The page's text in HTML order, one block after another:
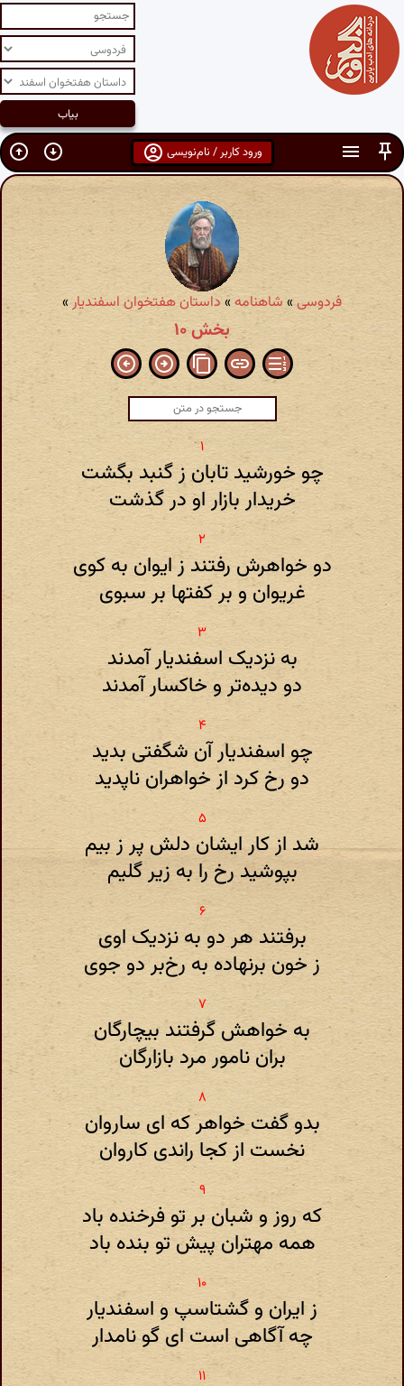
ورود کاربر / نام‌نویسی
فردوسی» شاهنامه» داستان هفتخوان اسفندیار »
بخش ۱۰
چو خورشید تابان ز گنبد بگشت
خریدار بازار او در گذشت
دو خواهرش رفتند ز ایوان به کوی
غریوان و بر کفتها بر سبوی
به نزدیک اسفندیار آمدند
دو دیده‌تر و خاکسار آمدند
چو اسفندیار آن شگفتی بدید
دو رخ کرد از خواهران ناپدید
شد از کار ایشان دلش پر ز بیم
بپوشید رخ را به زیر گلیم
برفتند هر دو به نزدیک اوی
ز خون برنهاده به رخ‌بر دو جوی
به خواهش گرفتند بیچارگان
بران نامور مرد بازارگان
بدو گفت خواهر که ای ساروان
نخست از کجا راندی کاروان
که روز و شبان بر تو فرخنده باد
همه مهتران پیش تو بنده باد
ز ایران و گشتاسپ و اسفندیار
چه آگاهی است ای گو نامدار